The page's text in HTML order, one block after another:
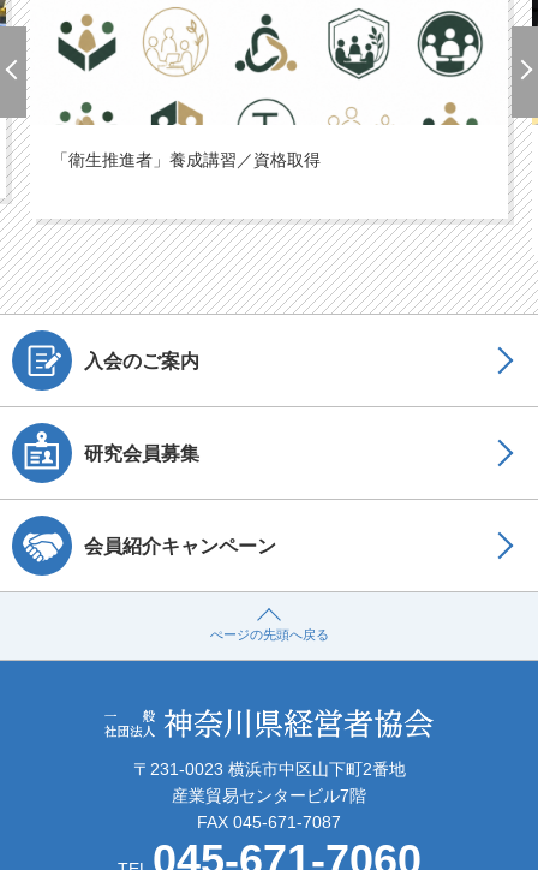
「衛生推進者」養成講習／資格取得
入会のご案内
研究会員募集
会員紹介キャンペーン
ぺージの先頭へ戻る
〒231-0023 横浜市中区山下町2番地
産業貿易センタービル7階
FAX 045-671-7087
045-671-7060